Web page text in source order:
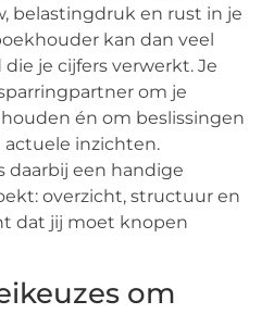
belastingdruk en rust in je
kan dan veel
je cijfers verwerkt. Je
om je
én om beslissingen
inzichten.
daarbij een handige
overzicht, structuur en
dat jij moet knopen
om